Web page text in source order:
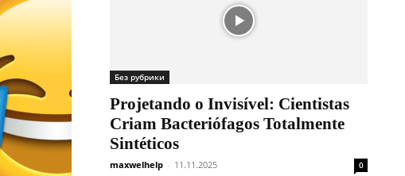
Без рубрики
Projetando o Invisível: Cientistas
Criam Bacteriófagos Totalmente
Sintéticos
maxwelhelp - 11.11.2025 0